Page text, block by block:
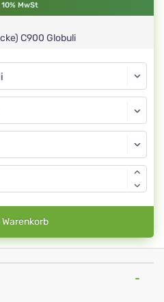
MwSt
C900 Globuli
Warenkorb